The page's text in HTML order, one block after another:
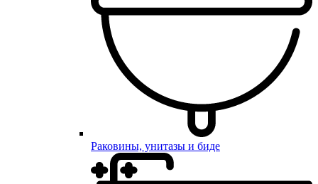
Раковины, унитазы и биде